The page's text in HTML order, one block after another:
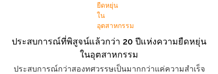
ประสบการณ์ที่พิสูจน์แล้วกว่า 20 ปีแห่งความยืดหยุ่น
ในอุตสาหกรรม
ประสบการณ์กว่าสองทศวรรษเป็นมากกว่าแค่ความสำเร็จ